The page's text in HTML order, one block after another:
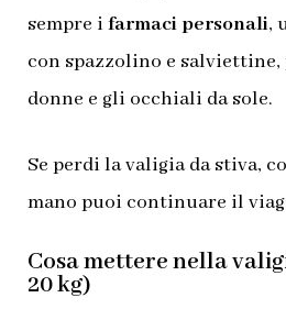
sempre ifarmaci personali,
con spazzolino e
donne e gli occhiali da sole.
Se perdi la valigia da stiva,
mano puoi continuare il
Cosa mettere nella
20 kg)